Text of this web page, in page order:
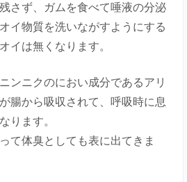
さず、ガムを食べて唾液の分泌
イ物質を洗いながすようにする
イは無くなります。
ンニクのにおい成分であるアリ
腸から吸収されて、呼吸時に息
ります。
て体臭としても表に出てきま